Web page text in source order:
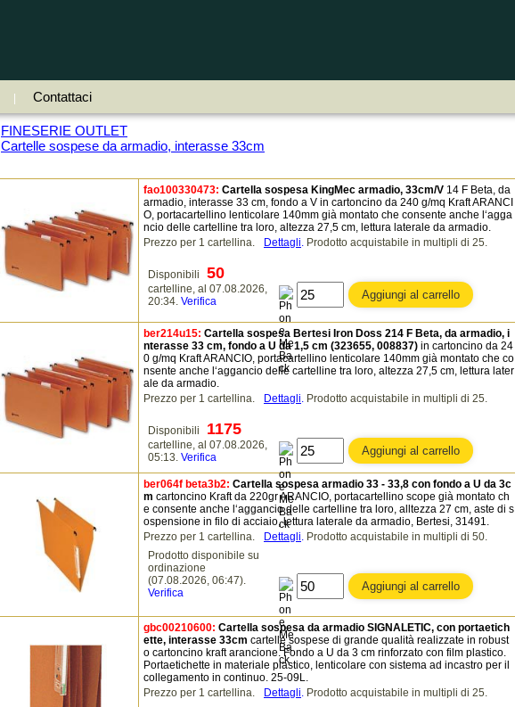
Contattaci
FINESERIE OUTLET
Cartelle sospese da armadio, interasse 33cm
fao100330473: Cartella sospesa KingMec armadio, 33cm/V 14 F Beta, da
armadio, interasse 33 cm, fondo a V in cartoncino da 240 g/mq Kraft ARANCI
O, portacartellino lenticolare 140mm già montato che consente anche l‘agga
ncio delle cartelline tra loro, altezza 27,5 cm, lettura laterale da armadio.
Prezzo per 1 cartellina.
Dettagli. Prodotto acquistabile in multipli di 25.
Disponibili 50
cartelline, al 07.08.2026,
20:34. Verifica
ber214u15: Cartella sospesa Bertesi Iron Doss 214 F Beta, da armadio, i
nterasse 33 cm, fondo a U da 1,5 cm (323655, 008837) in cartoncino da 24
0 g/mq Kraft ARANCIO, portacartellino lenticolare 140mm già montato che co
nsente anche l‘aggancio delle cartelline tra loro, altezza 27,5 cm, lettura later
ale da armadio.
Prezzo per 1 cartellina.
Dettagli. Prodotto acquistabile in multipli di 25.
Disponibili 1175
cartelline, al 07.08.2026,
05:13. Verifica
ber064f beta3b2: Cartella sospesa armadio 33 - 33,8 con fondo a U da 3c
m cartoncino Kraft da 220gr ARANCIO, portacartellino scope già montato ch
e consente anche l‘aggancio delle cartelline tra loro, alltezza 27 cm, aste di s
ospensione in filo di acciaio, lettura laterale da armadio, Bertesi, 31491.
Prezzo per 1 cartellina.
Dettagli. Prodotto acquistabile in multipli di 50.
Prodotto disponibile su
ordinazione
(07.08.2026, 06:47).
Verifica
gbc00210600: Cartella sospesa da armadio SIGNALETIC, con portaetich
ette, interasse 33cm cartelle sospese di grande qualità realizzate in robust
o cartoncino kraft arancione. Fondo a U da 3 cm rinforzato con film plastico.
Portaetichette in materiale plastico, lenticolare con sistema ad incastro per il
collegamento in continuo. 25-09L.
Prezzo per 1 cartellina.
Dettagli. Prodotto acquistabile in multipli di 25.